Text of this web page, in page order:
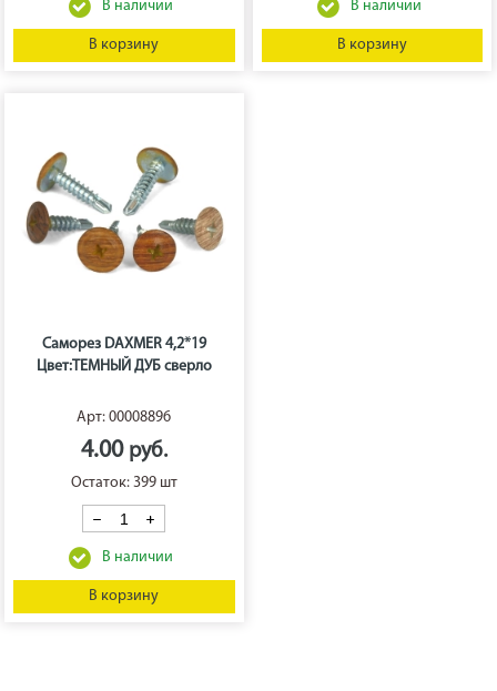
В корзину В корзину
Саморез DAXMER 4,2*19
Цвет:ТЕМНЫЙ ДУБ сверло
Арт: 00008896
4.00
Остаток: 399 шт
В корзину